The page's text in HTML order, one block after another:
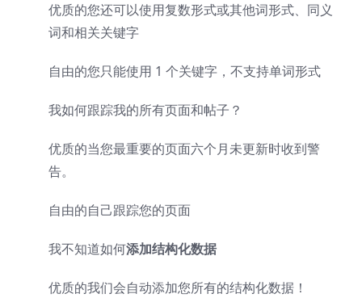
优质的您还可以使用复数形式或其他词形式、同义
词和相关关键字
自由的您只能使用 1 个关键字，不支持单词形式
我如何跟踪我的所有页面和帖子？
优质的当您最重要的页面六个月未更新时收到警
告。
自由的自己跟踪您的页面
我不知道如何添加结构化数据
优质的我们会自动添加您所有的结构化数据！